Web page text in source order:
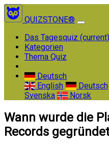
QUIZSTONE®
Das Tagesquiz (current)
Kategorien
Thema Quiz
Deutsch
English
Deutsch
Svenska
Norsk
Wann wurde die
Records